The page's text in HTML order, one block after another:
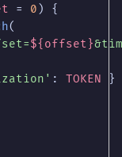
= 0 ) {
(
${offset}
: TOKEN }